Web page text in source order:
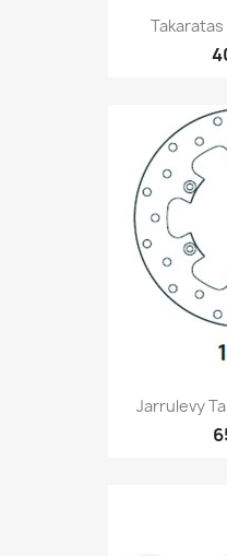
Takaratas
Jarrulevy